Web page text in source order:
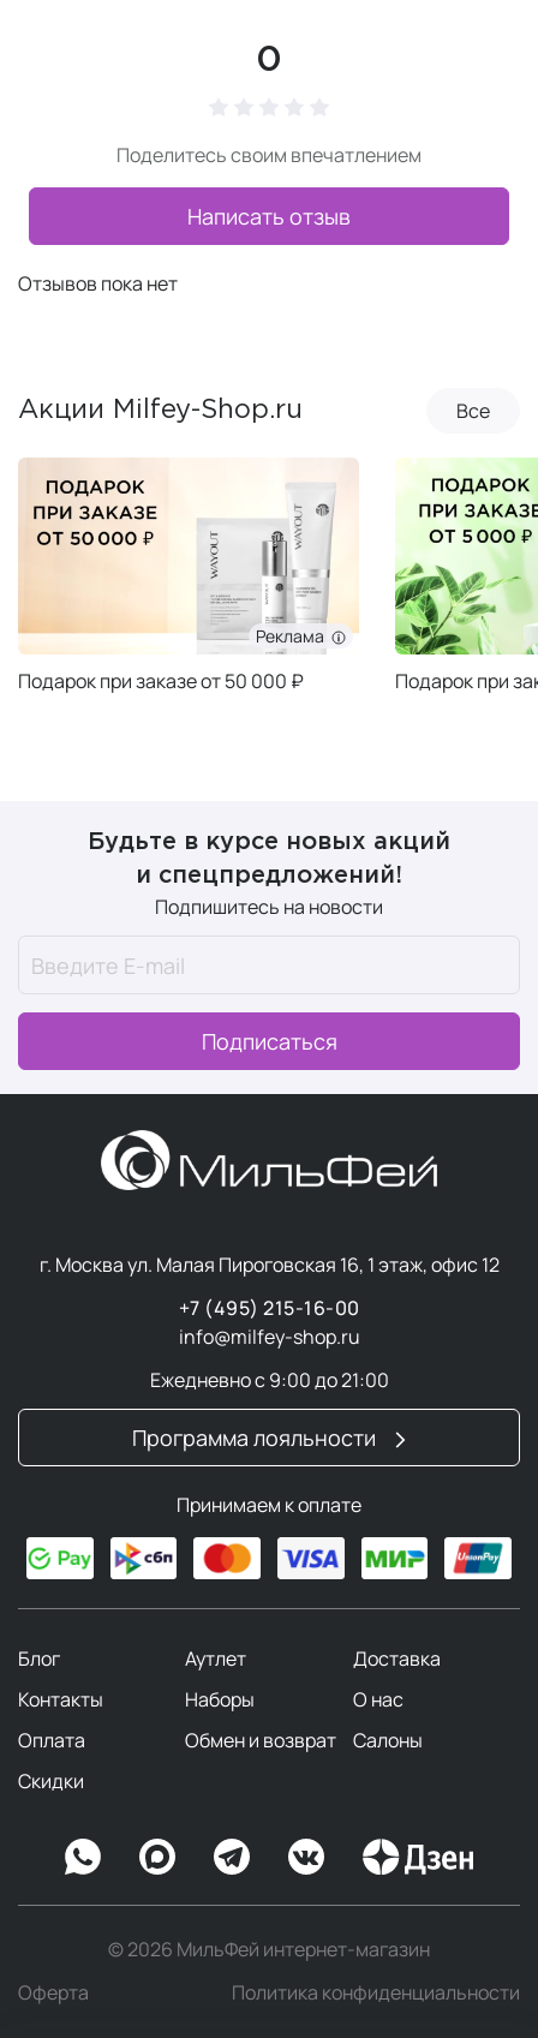
0
Поделитесь своим впечатлением
Написать отзыв
Отзывов пока нет
Акции Milfey-Shop.ru Все
Реклама
Подарок при заказе от 50 000 ₽ Подарок при
Будьте в курсе новых акций
и спецпредложений!
Подпишитесь на новости
Подписаться
г. Москва ул. Малая Пироговская 16, 1 этаж, офис 12
+7 (495) 215-16-00
info@milfey-shop.ru
Ежедневно с 9:00 до 21:00
Программа лояльности
Принимаем к оплате
Блог Аутлет
Доставка
Контакты
Наборы
О нас
Оплата
Обмен и возврат
Салоны
Скидки
© 2026 МильФей интернет-магазин
Оферта
Политика конфиденциальности